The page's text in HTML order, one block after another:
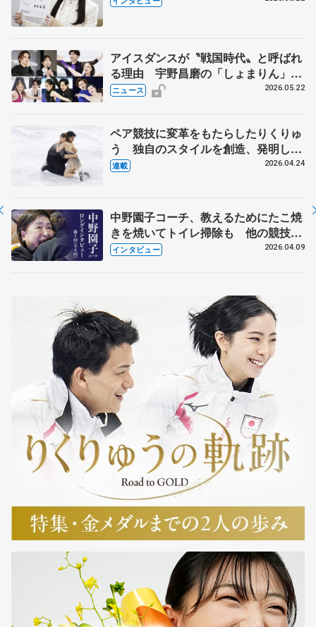
アイスダンスが〝戦国時代〟と呼ばれ
る理由 宇野昌磨の「しょまりん」ら
実力者が相次いで参戦 国内の競争激
ニュース 2026.05.22
ペア競技に変革をもたらしたりくりゅ
う 独自のスタイルを創造、発明した
【引退発表後②】
連載 2026.04.24
中野園子コーチ、教えるためにたこ焼
きを焼いてトイレ掃除も 他の競技に
も通用するという坂本花織の筋肉
インタビュー 2026.04.09